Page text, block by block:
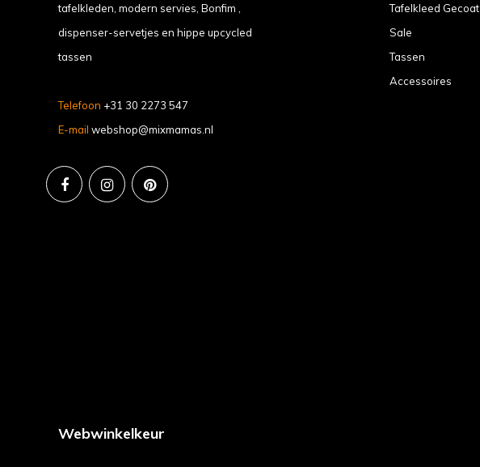
tafelkleden, modern servies, Bonfim ,
dispenser-servetjes en hippe upcycled
tassen
Telefoon +31 30 2273 547
E-mail webshop@mixmamas.nl
Tafelkleed Gecoat
Sale
Tassen
Accessoires
Webwinkelkeur